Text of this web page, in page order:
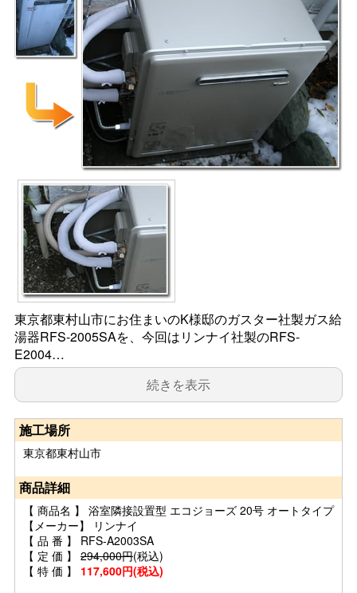
東京都東村山市にお住まいのK様邸のガスター社製ガス給
湯器RFS-2005SAを、今回はリンナイ社製のRFS-
E2004…
続きを表示
施工場所
東京都東村山市
商品詳細
【 商品名 】 浴室隣接設置型 エコジョーズ 20号 オートタイプ
【メーカー】 リンナイ
【 品 番 】 RFS-A2003SA
【 定 価 】 294,000円(税込)
【 特 価 】 117,600円(税込)